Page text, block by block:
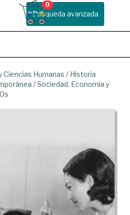
Busqueda avanzada
0
Ciencias Humanas / Historia
/Sociedad. Economía y